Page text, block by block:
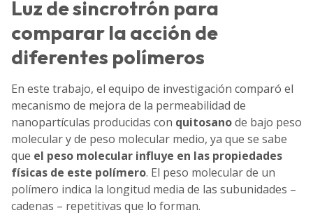
Luz de sincrotrón para
comparar la acción de
diferentes polímeros
En este trabajo, el equipo de investigación comparó el
mecanismo de mejora de la permeabilidad de
nanopartículas producidas con quitosanode bajo peso
molecular y de peso molecular medio, ya que se sabe
que el peso molecular influye en las propiedades
físicas de este polímero. El peso molecular de un
polímero indica la longitud media de las subunidades –
cadenas – repetitivas que lo forman.